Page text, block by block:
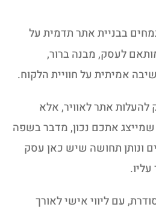
לעסק, מבנה ברור,
אמיתית על חוויית הלקוח.
אתר לאוויר, אלא
אתכם נכון, מדבר בשפה
ונותן תחושה שיש כאן עסק
עם ליווי אישי לאורך